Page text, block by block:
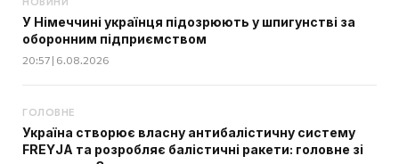
У Німеччині українця підозрюють у шпигунстві за
оборонним підприємством
20:57 | 6.08.2026
ГОЛОВНЕ
Україна створює власну антибалістичну систему
FREYJA та розробляє балістичні ракети: головне зі